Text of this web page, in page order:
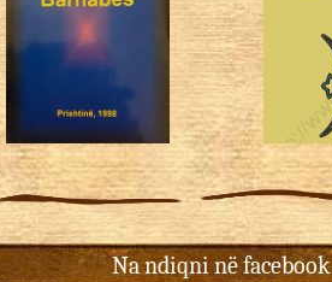
Na ndiqni në facebook